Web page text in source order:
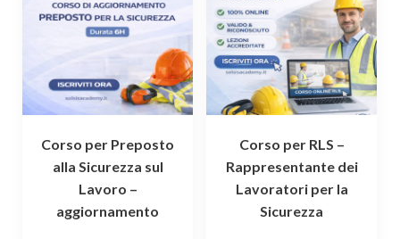
Corso per Preposto
alla Sicurezza sul
Lavoro –
aggiornamento
Corso per RLS –
Rappresentante dei
Lavoratori per la
Sicurezza